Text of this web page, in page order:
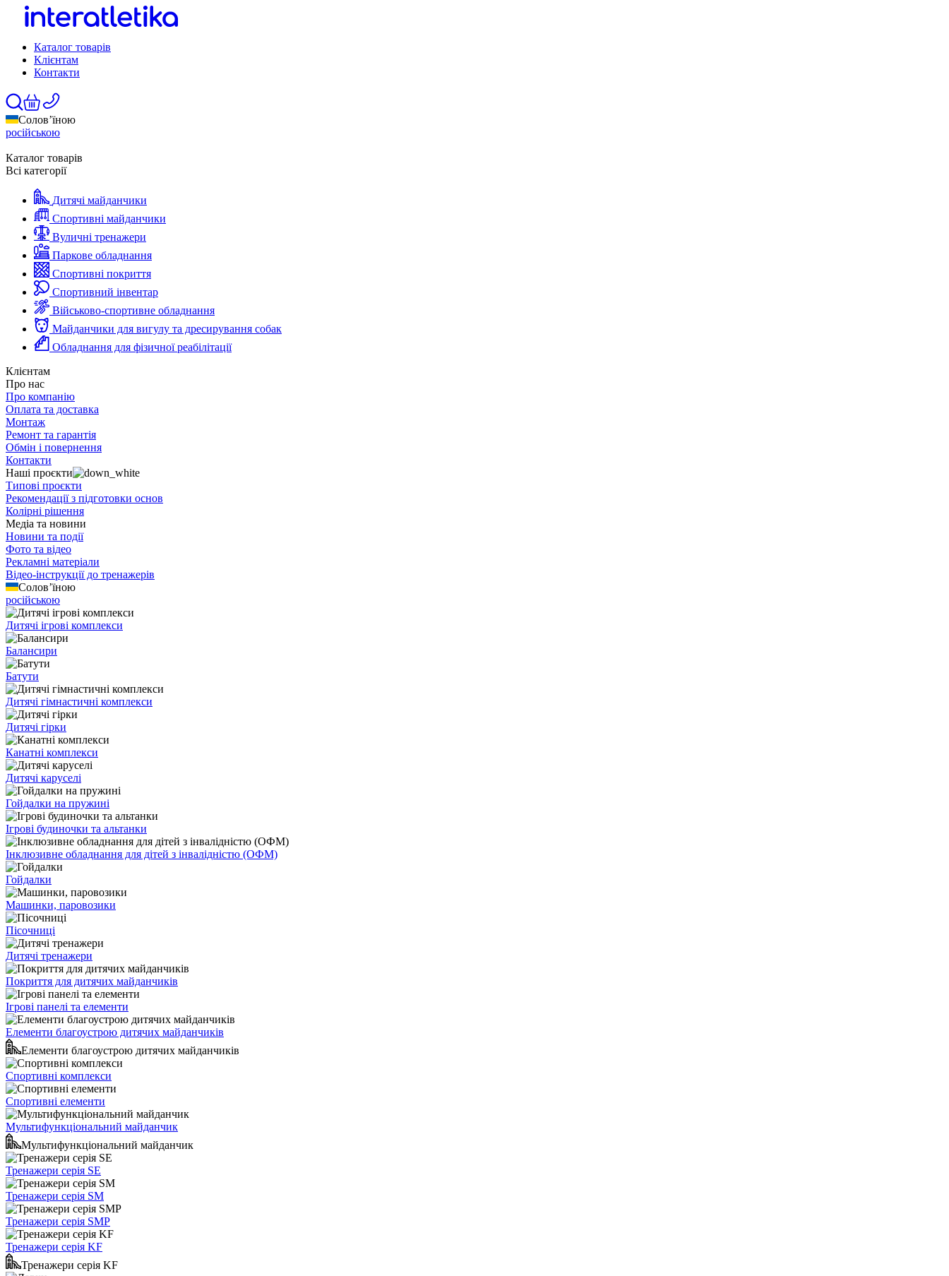
Каталог товарів
Клієнтам
Контакти
Солов’їною
російською
Каталог товарів
Всі категорії
Дитячі майданчики
Спортивні майданчики
Вуличні тренажери
Паркове обладнання
Спортивні покриття
Спортивний інвентар
Військово-спортивне обладнання
Майданчики для вигулу та дресирування собак
Обладнання для фізичної реабілітації
Клієнтам
Про нас
Про компанію
Оплата та доставка
Монтаж
Ремонт та гарантія
Обмін і повернення
Контакти
Наші проєкти
Типові проєкти
Рекомендації з підготовки основ
Колірні рішення
Медіа та новини
Новини та події
Фото та відео
Рекламні матеріали
Відео-інструкції до тренажерів
Солов’їною
російською
Дитячі ігрові комплекси
Балансири
Батути
Дитячі гімнастичні комплекси
Дитячі гірки
Канатні комплекси
Дитячі каруселі
Гойдалки на пружині
Ігрові будиночки та альтанки
Інклюзивне обладнання для дітей з інвалідністю (ОФМ)
Гойдалки
Машинки, паровозики
Пісочниці
Дитячі тренажери
Покриття для дитячих майданчиків
Ігрові панелі та елементи
Елементи благоустрою дитячих майданчиків
Елементи благоустрою дитячих майданчиків
Спортивні комплекси
Спортивні елементи
Мультифункціональний майданчик
Мультифункціональний майданчик
Тренажери серія SE
Тренажери серія SM
Тренажери серія SMP
Тренажери серія KF
Тренажери серія KF